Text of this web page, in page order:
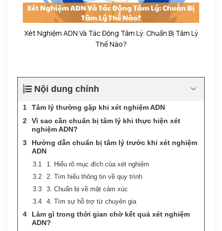
Xét Nghiệm ADN Và Tác Động Tâm Lý: Chuẩn Bị Tâm Lý
Thế Nào?
Nội dung chính
Tâm lý thường gặp khi xét nghiệm ADN
Vì sao cần chuẩn bị tâm lý khi thực hiện xét
nghiệm ADN?
Hướng dẫn chuẩn bị tâm lý trước khi xét nghiệm
ADN
1. Hiểu rõ mục đích của xét nghiệm
2. Tìm hiểu thông tin về quy trình
3. Chuẩn bị về mặt cảm xúc
4. Tìm sự hỗ trợ từ chuyên gia
Làm gì trong thời gian chờ kết quả xét nghiệm
ADN?